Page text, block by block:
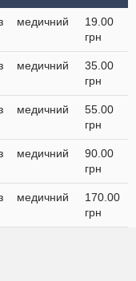
медичний
19.00
грн
медичний
35.00
грн
медичний
55.00
грн
медичний
90.00
грн
медичний
170.00
грн